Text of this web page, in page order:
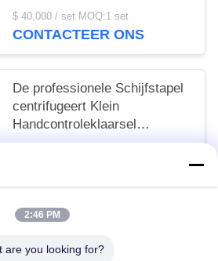
Verkoop de Dienst
$ 40,000 / set MOQ:1 set
CONTACTEER ONS
De professionele Schijfstapel
centrifugeert Klein
Handcontroleklaarsel
vermindert Lawaai
2:46 PM
are you looking for?